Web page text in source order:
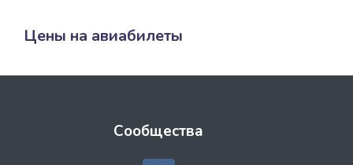
Цены на авиабилеты
Сообщества